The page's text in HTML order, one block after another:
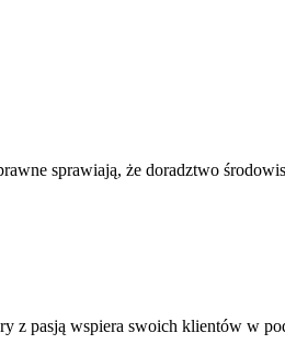
sprawiają, że doradztwo
z pasją wspiera swoich klientów w